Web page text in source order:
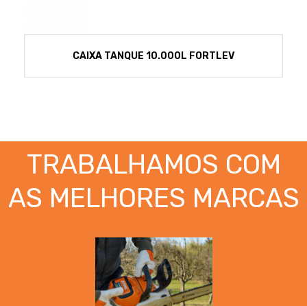
CAIXA TANQUE 10.000L FORTLEV
TRABALHAMOS COM
AS MELHORES MARCAS